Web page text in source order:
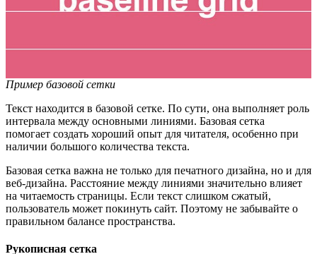
Пример базовой сетки
Текст находится в базовой сетке. По сути, она выполняет роль
интервала между основными линиями. Базовая сетка
помогает создать хороший опыт для читателя, особенно при
наличии большого количества текста.
Базовая сетка важна не только для печатного дизайна, но и для
веб-дизайна. Расстояние между линиями значительно влияет
на читаемость страницы. Если текст слишком сжатый,
пользователь может покинуть сайт. Поэтому не забывайте о
правильном балансе пространства.
Рукописная сетка